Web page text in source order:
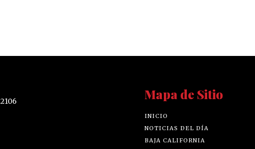
Mapa de Sitio
INICIO
NOTICIAS DEL DÍA
BAJA CALIFORNIA